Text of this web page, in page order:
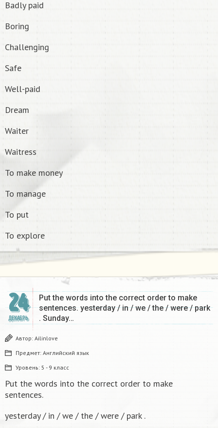
Badly paid
Boring
Challenging
Safe
Well-paid
Dream
Waiter
Waitress
To make money
To manage
To put
To explore
24
ДЕКАБРЬ
Put the words into the correct order to make
sentences. yesterday / in / we / the / were / park
. Sunday…
Автор: Ailinlove
Предмет: Английский язык
Уровень: 5 - 9 класс
Put the words into the correct order to make
sentences.
yesterday / in / we / the / were / park .